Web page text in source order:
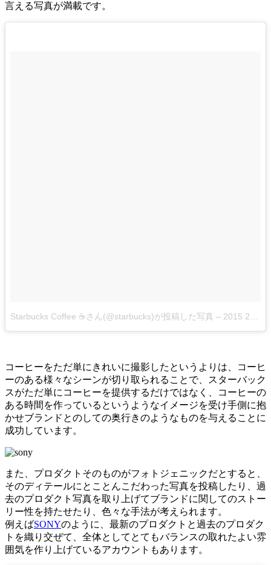
言える写真が満載です。
Starbucks Coffee ☕さん(@starbucks)が投稿した写真 – 2015 2月 22 8:26午前 PST
コーヒーをただ単にきれいに撮影したというよりは、コーヒ
ーのある様々なシーンが切り取られることで、スターバック
スがただ単にコーヒーを提供するだけではなく、コーヒーの
ある時間を作っているというようなイメージを受け手側に抱
かせブランドとのしての奥行きのようなものを与えることに
成功しています。
また、プロダクトそのものがフォトジェニックだとすると、
そのディテールにとことんこだわった写真を投稿したり、過
去のプロダクト写真を取り上げてブランドに関してのストー
リー性を持たせたり、色々な手法が考えられます。
例えばSONYのように、最新のプロダクトと過去のプロダク
トを織り交ぜて、全体としてとてもバランスの取れたよい雰
囲気を作り上げているアカウントもあります。